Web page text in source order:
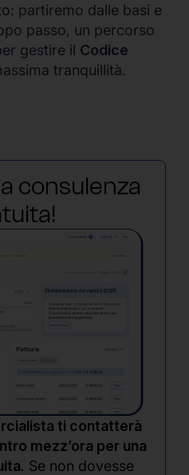
partiremo dalle basi e
passo, un percorso
gestire il Codice
tranquillità.
consulenza
ti contatterà
mezz’ora per una
Se non dovesse